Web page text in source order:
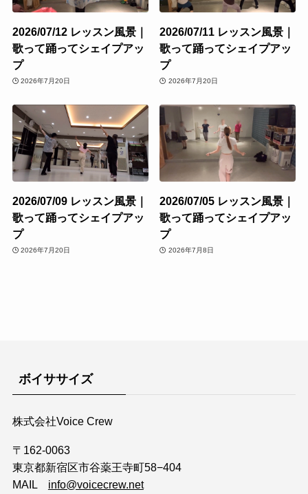
2026/07/12 レッスン風景｜
歌って踊ってシェイプアッ
プ
2026年7月20日
2026/07/11 レッスン風景｜
歌って踊ってシェイプアッ
プ
2026年7月20日
2026/07/09 レッスン風景｜
歌って踊ってシェイプアッ
プ
2026年7月20日
2026/07/05 レッスン風景｜
歌って踊ってシェイプアッ
プ
2026年7月8日
ボイササイズ
株式会社Voice Crew
〒162-0063
東京都新宿区市谷薬王寺町58−404
MAIL info@voicecrew.net